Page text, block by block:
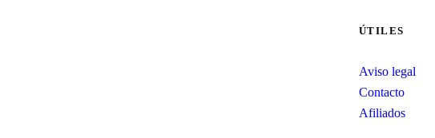
ÚTILES
Aviso legal
Contacto
Afiliados